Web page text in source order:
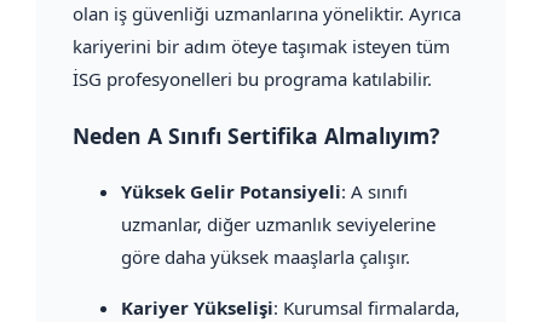
olan iş güvenliği uzmanlarına yöneliktir. Ayrıca
kariyerini bir adım öteye taşımak isteyen tüm
İSG profesyonelleri bu programa katılabilir.
Neden A Sınıfı Sertifika Almalıyım?
Yüksek Gelir Potansiyeli: A sınıfı
uzmanlar, diğer uzmanlık seviyelerine
göre daha yüksek maaşlarla çalışır.
Kariyer Yükselişi: Kurumsal firmalarda,